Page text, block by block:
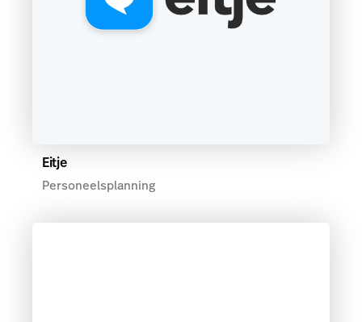
Eitje
Personeelsplanning